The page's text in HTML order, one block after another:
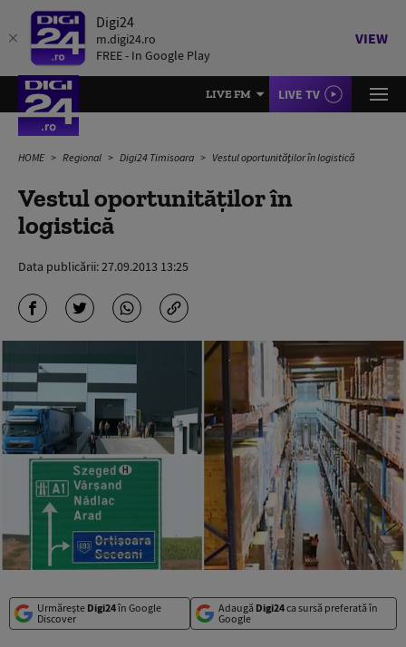
Digi24
m.digi24.ro
FREE - In Google Play
VIEW
LIVE FM LIVE TV
HOME Regional Digi24 Timisoara Vestul oportunităţilor în logistică
Vestul oportunităţilor în
logistică
Data publicării:27.09.2013 13:25
Urmărește Digi24în Google
Discover
Adaugă Digi24ca sursă preferată în
Google